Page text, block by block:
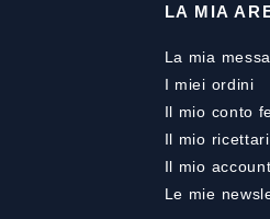
LA MIA
La mia
I miei ordini
Il mio conto
Il mio
Il mio
Le mie